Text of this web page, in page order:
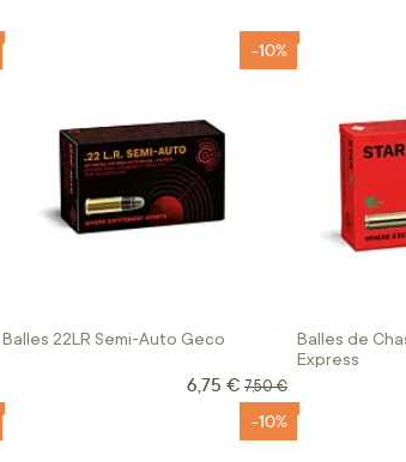
Balles 22LR Semi-Auto Geco
-10%
Prix Spécial
6,75 € Prix normal
7,50 €
Balles de
Express
-10%